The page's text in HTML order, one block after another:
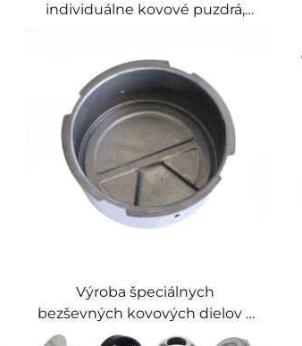
individuálne kovové puzdrá,
súčiastky
Výroba špeciálnych
bezševných kovových dielov z
plechu metódou hlbokého